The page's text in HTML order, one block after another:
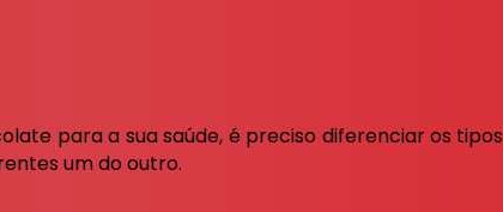
para a sua saúde, é preciso diferenciar os
um do outro.